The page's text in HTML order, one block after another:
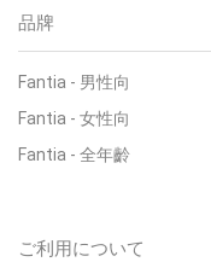
品牌
Fantia - 男性向
Fantia - 女性向
Fantia - 全年齡
ご利用について